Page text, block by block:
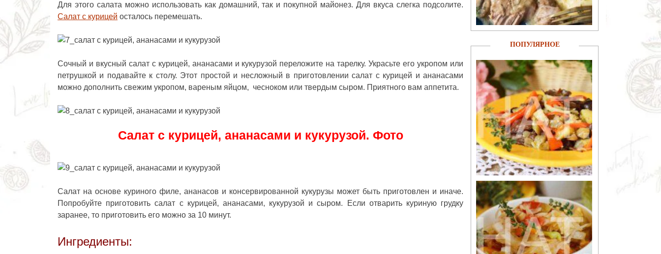
Для этого салата можно использовать как домашний, так и покупной майонез. Для вкуса слегка подсолите.
Салат с курицей осталось перемешать.
Сочный и вкусный салат с курицей, ананасами и кукурузой переложите на тарелку. Украсьте его укропом или
петрушкой и подавайте к столу. Этот простой и несложный в приготовлении салат с курицей и ананасами
можно дополнить свежим укропом, вареным яйцом, чесноком или твердым сыром. Приятного вам аппетита.
Салат с курицей, ананасами и кукурузой. Фото
Салат на основе куриного филе, ананасов и консервированной кукурузы может быть приготовлен и иначе.
Попробуйте приготовить салат с курицей, ананасами, кукурузой и сыром. Если отварить куриную грудку
заранее, то приготовить его можно за 10 минут.
Ингредиенты:
ПОПУЛЯРНОЕ